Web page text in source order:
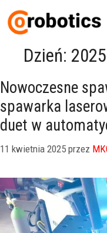
Dzień:
Nowoczesne
spawarka
duet w
11 kwietnia 2025 przez